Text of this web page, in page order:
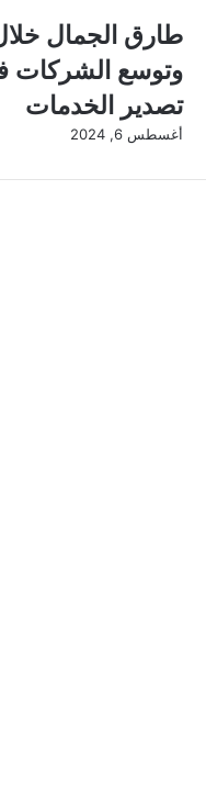
طارق الجمال
وتوسع الشركات
تصدير الخدمات
أغسطس 6, 2024